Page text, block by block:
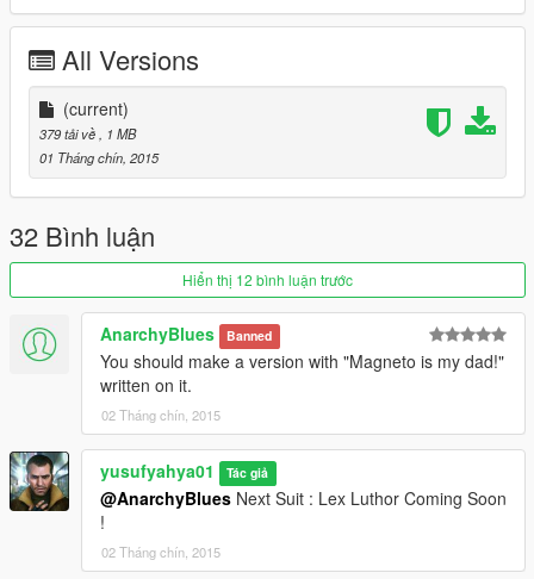
All Versions
(current)
379 tải về, 1 MB
01 Tháng chín, 2015
32 Bình luận
Hiển thị 12 bình luận trước
AnarchyBlues Banned
You should make a version with "Magneto is my dad!"
written on it.
02 Tháng chín, 2015
yusufyahya01 Tác giả
@AnarchyBlues Next Suit : Lex Luthor Coming Soon
!
02 Tháng chín, 2015